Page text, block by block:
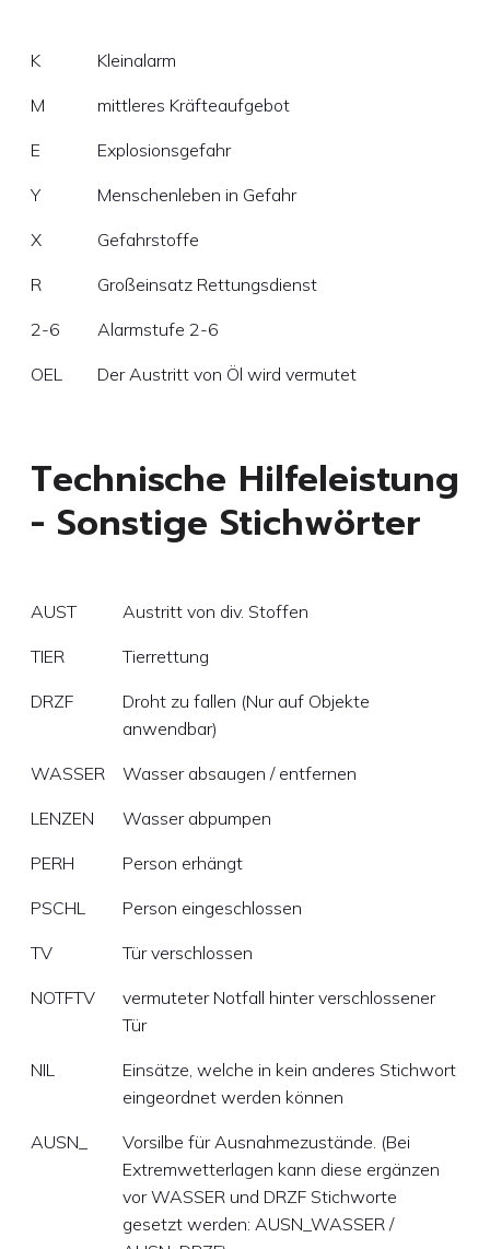
K Kleinalarm
M mittleres Kräfteaufgebot
E Explosionsgefahr
Y Menschenleben in Gefahr
X Gefahrstoffe
R Großeinsatz Rettungsdienst
2-6 Alarmstufe 2-6
OEL Der Austritt von Öl wird vermutet
Technische Hilfeleistung
- Sonstige Stichwörter
AUST Austritt von div. Stoffen
TIER Tierrettung
DRZF
Droht zu fallen (Nur auf Objekte
anwendbar)
WASSER Wasser absaugen / entfernen
LENZEN Wasser abpumpen
PERH Person erhängt
PSCHL Person eingeschlossen
TV Tür verschlossen
NOTFTV
vermuteter Notfall hinter verschlossener
Tür
NIL
Einsätze, welche in kein anderes Stichwort
eingeordnet werden können
AUSN_
Vorsilbe für Ausnahmezustände. (Bei
Extremwetterlagen kann diese ergänzen
vor WASSER und DRZF Stichworte
gesetzt werden: AUSN_WASSER /